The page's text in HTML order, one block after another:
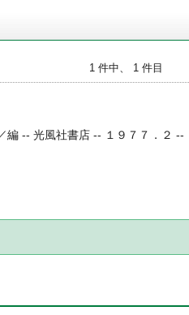
1 件中、 1 件目
編 -- 光風社書店 -- １９７７．２ --